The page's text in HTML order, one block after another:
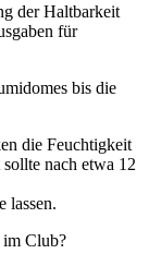
der Haltbarkeit
für
bis die
die Feuchtigkeit
nach etwa 12
lassen.
im Club?